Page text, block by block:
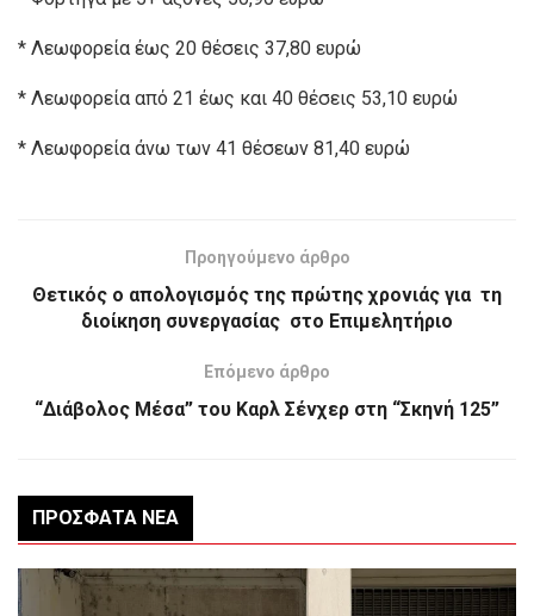
* Λεωφορεία έως 20 θέσεις 37,80 ευρώ
* Λεωφορεία από 21 έως και 40 θέσεις 53,10 ευρώ
* Λεωφορεία άνω των 41 θέσεων 81,40 ευρώ
Προηγούμενο άρθρο
Θετικός ο απολογισμός της πρώτης χρονιάς για τη
διοίκηση συνεργασίας στο Επιμελητήριο
Επόμενο άρθρο
“Διάβολος Μέσα” του Καρλ Σένχερ στη “Σκηνή 125”
ΠΡΌΣΦΑΤΑ ΝΈΑ